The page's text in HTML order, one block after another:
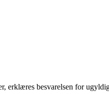
erklæres besvarelsen for